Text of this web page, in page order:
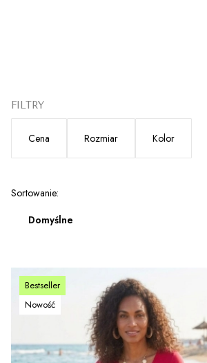
FILTRY
Cena Rozmiar Kolor
Lista produktów
Sortowanie:
Domyślne
Bestseller
Nowość